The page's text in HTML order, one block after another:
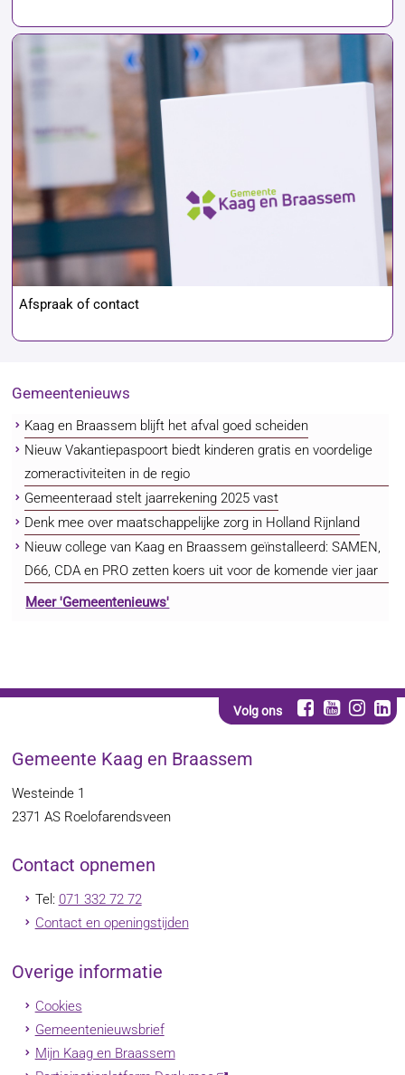
Afspraak of contact
Gemeentenieuws
Kaag en Braassem blijft het afval goed scheiden
Nieuw Vakantiepaspoort biedt kinderen gratis en voordelige
zomeractiviteiten in de regio
Gemeenteraad stelt jaarrekening 2025 vast
Denk mee over maatschappelijke zorg in Holland Rijnland
Nieuw college van Kaag en Braassem geïnstalleerd: SAMEN,
D66, CDA en PRO zetten koers uit voor de komende vier jaar
Meer 'Gemeentenieuws'
Volg ons
Gemeente Kaag en Braassem
Westeinde 1
2371 AS Roelofarendsveen
Contact opnemen
Tel: 071 332 72 72
Contact en openingstijden
Overige informatie
Cookies
Gemeentenieuwsbrief
Mijn Kaag en Braassem